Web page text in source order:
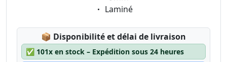
Eigenschaft:
Laminé
📦 Lagerstatus:
Disponibilité et délai de livraison
✅ 101x en stock – Expédition sous 24 heures